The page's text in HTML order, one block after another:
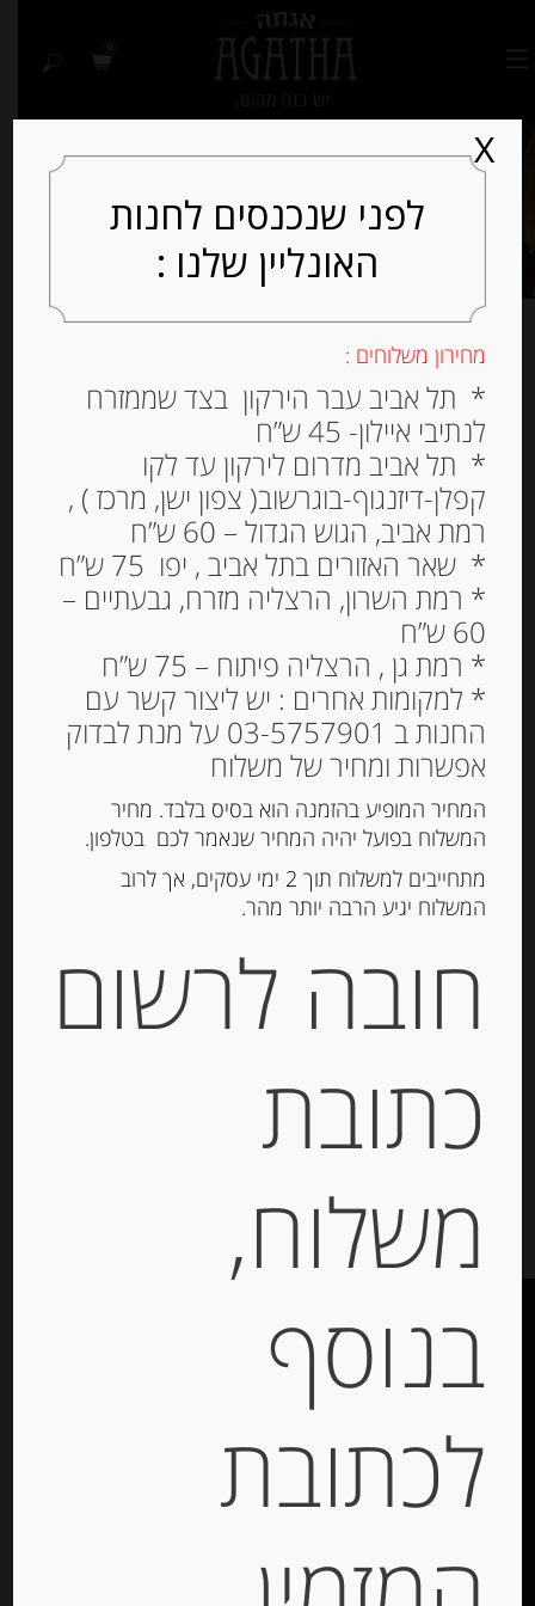
מציג תוצאה אחת
למיין לפי פופולריות
קרמה פרמיג’יאנו רג’יאנו וכמהין לבנות
-
48.00
תקשורת מותג –
לפני שנכנסים לחנות
האונליין שלנו :
מחירון משלוחים :
* תל אביב עבר הירקון בצד שממזרח
לנתיבי איילון- 45 ש”ח
* תל אביב מדרום לירקון עד לקו
קפלן-דיזנגוף-בוגרשוב( צפון ישן, מרכז ) ,
רמת אביב, הגוש הגדול – 60 ש”ח
* שאר האזורים בתל אביב , יפו 75 ש”ח
* רמת השרון, הרצליה מזרח, גבעתיים –
60 ש”ח
* רמת גן , הרצליה פיתוח – 75 ש”ח
* למקומות אחרים : יש ליצור קשר עם
החנות ב 03-5757901 על מנת לבדוק
אפשרות ומחיר של משלוח
המחיר המופיע בהזמנה הוא בסיס בלבד. מחיר
המשלוח בפועל יהיה המחיר שנאמר לכם בטלפון.
מתחייבים למשלוח תוך 2 ימי עסקים, אך לרוב
המשלוח יגיע הרבה יותר מהר.
חובה לרשום
כתובת
משלוח,
בנוסף
לכתובת
X